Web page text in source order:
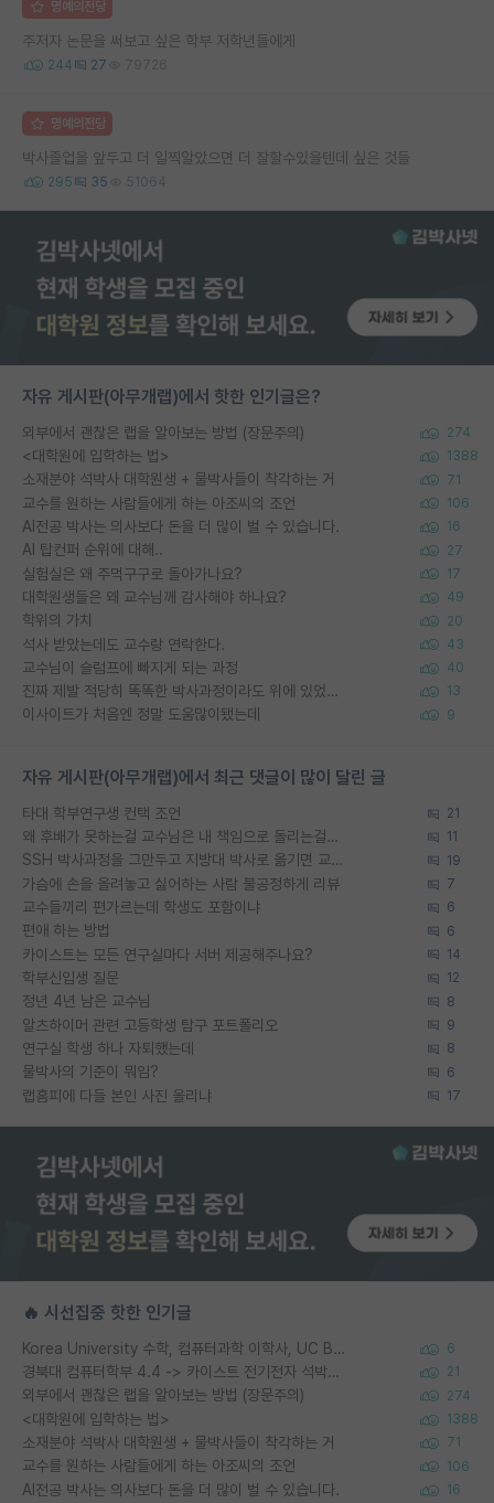
명예의전당
주저자 논문을 써보고 싶은 학부 저학년들에게
244 27 79726
명예의전당
박사졸업을 앞두고 더 일찍알았으면 더 잘할수있을텐데 싶은 것들
295 35 51064
자유 게시판(아무개랩)에서 핫한 인기글은?
외부에서 괜찮은 랩을 알아보는 방법 (장문주의) 274
<대학원에 입학하는 법> 1388
소재분야 석박사 대학원생 + 물박사들이 착각하는 거 71
교수를 원하는 사람들에게 하는 아조씨의 조언 106
AI전공 박사는 의사보다 돈을 더 많이 벌 수 있습니다. 16
AI 탑컨퍼 순위에 대해.. 27
실험실은 왜 주먹구구로 돌아가나요? 17
대학원생들은 왜 교수님께 감사해야 하나요? 49
학위의 가치 20
석사 받았는데도 교수랑 연락한다. 43
교수님이 슬럼프에 빠지게 되는 과정 40
진짜 제발 적당히 똑똑한 박사과정이라도 위에 있었으면.. 13
이사이트가 처음엔 정말 도움많이됐는데 9
자유 게시판(아무개랩)에서 최근 댓글이 많이 달린 글
타대 학부연구생 컨택 조언 21
왜 후배가 못하는걸 교수님은 내 책임으로 돌리는걸까요? 11
SSH 박사과정을 그만두고 지방대 박사로 옮기면 교수의 꿈은 끝일까요? 19
가슴에 손을 올려놓고 싫어하는 사람 불공정하게 리뷰 7
교수들끼리 편가르는데 학생도 포함이냐 6
편애 하는 방법 6
카이스트는 모든 연구실마다 서버 제공해주나요? 14
학부신입생 질문 12
정년 4년 남은 교수님 8
알츠하이머 관련 고등학생 탐구 포트폴리오 9
연구실 학생 하나 자퇴했는데 8
물박사의 기준이 뭐임? 6
랩홈피에 다들 본인 사진 올리냐 17
🔥 시선집중 핫한 인기글
Korea University 수학, 컴퓨터과학 이학사, UC Berkeley 산업공학 대학원 공학박사가 되는 것은 쉽지 않겠죠? 6
경북대 컴퓨터학부 4.4 -> 카이스트 전기전자 석박사통합과정 합격 21
외부에서 괜찮은 랩을 알아보는 방법 (장문주의) 274
<대학원에 입학하는 법> 1388
소재분야 석박사 대학원생 + 물박사들이 착각하는 거 71
교수를 원하는 사람들에게 하는 아조씨의 조언 106
AI전공 박사는 의사보다 돈을 더 많이 벌 수 있습니다. 16